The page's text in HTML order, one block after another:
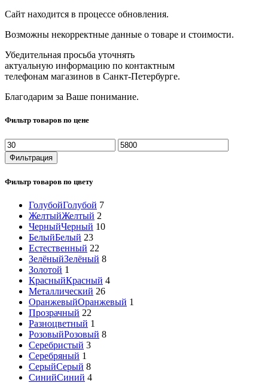
Сайт находится в процессе обновления.
Возможны некорректные данные о товаре и стоимости.
Убедительная просьба уточнять
актуальную информацию по контактным
телефонам магазинов в Санкт-Петербурге.
Благодарим за Ваше понимание.
Фильтр товаров по цене
Минимальная
цена
Максимальная
цена
Фильтрация
Фильтр товаров по цвету
ГолубойГолубой 7
ЖелтыйЖелтый 2
ЧерныйЧерный 10
БелыйБелый 23
Естественный 22
ЗелёныйЗелёный 8
Золотой 1
КрасныйКрасный 4
Металлический 26
ОранжевыйОранжевый 1
Прозрачный 22
Разноцветный 1
РозовыйРозовый 8
Серебристый 3
Серебряный 1
СерыйСерый 8
СинийСиний 4